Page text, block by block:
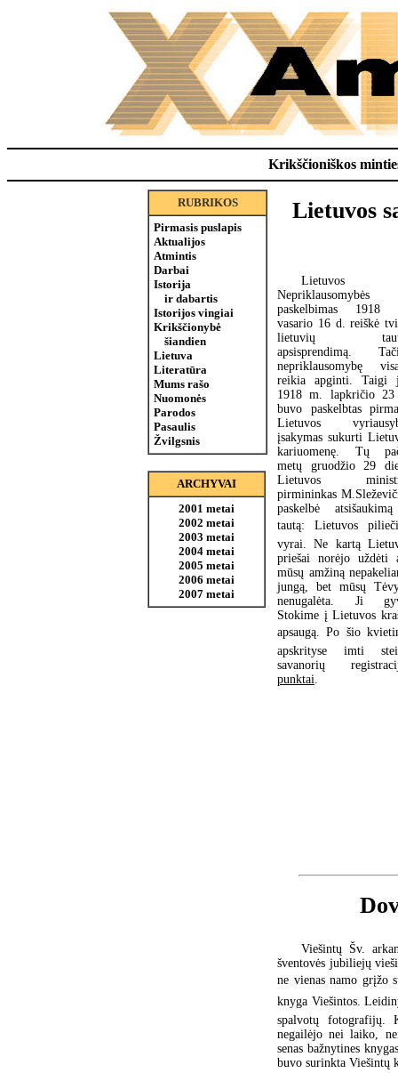
Krikščioniškos
RUBRIKOS
Pirmasis puslapis
Aktualijos
Atmintis
Darbai
Istorija
ir dabartis
Istorijos vingiai
Krikščionybė
šiandien
Lietuva
Literatūra
Mums rašo
Nuomonės
Parodos
Pasaulis
Žvilgsnis
ARCHYVAI
2001 metai
2002 metai
2003 metai
2004 metai
2005 metai
2006 metai
2007 metai
Lietuvos
Lietuvos
Nepriklausomybės
paskelbimas 1918
vasario 16 d. reiškė
lietuvių
apsisprendimą.
nepriklausomybę
reikia apginti. Taigi
1918 m. lapkričio
buvo paskelbtas
Lietuvos
įsakymas sukurti
kariuomenę. Tų
metų gruodžio 29
Lietuvos
pirmininkas
paskelbė
tautą: Lietuvos
vyrai. Ne kartą
priešai norėjo uždėti
mūsų amžiną
jungą, bet mūsų
nenugalėta. Ji
Stokime į Lietuvos
apsaugą. Po šio
apskrityse imti
savanorių
punktai
Viešintų Šv.
šventovės jubiliejų
ne vienas namo grįžo
knyga Viešintos.
spalvotų fotografijų.
negailėjo nei laiko,
senas bažnytines
buvo surinkta Viešintų